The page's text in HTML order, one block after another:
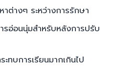
ต่างๆ ระหว่างการรักษา
รอ่อนนุ่มสำหรับหลังการปรับ
ะทบการเรียนมากเกินไป